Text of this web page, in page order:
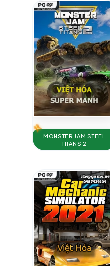
MONSTER JAM STEEL
TITANS 2